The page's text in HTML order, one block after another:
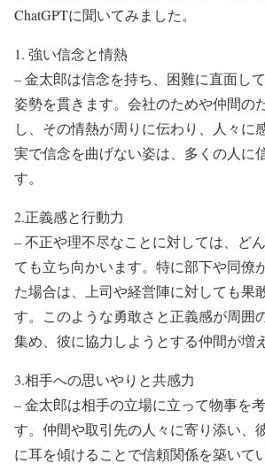
ChatGPTに聞いてみました。
1. 強い信念と情熱
– 金太郎は信念を持ち、困難に直面し
姿勢を貫きます。会社のためや仲間の
し、その情熱が周りに伝わり、人々に
実で信念を曲げない姿は、多くの人に
す。
2.正義感と行動力
– 不正や理不尽なことに対しては、ど
ても立ち向かいます。特に部下や同僚
た場合は、上司や経営陣に対しても果
す。このような勇敢さと正義感が周囲
集め、彼に協力しようとする仲間が増
3.相手への思いやりと共感力
– 金太郎は相手の立場に立って物事を
す。仲間や取引先の人々に寄り添い、
に耳を傾けることで信頼関係を築いて